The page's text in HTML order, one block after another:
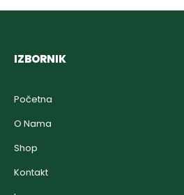
IZBORNIK
Početna
O Nama
Shop
Kontakt